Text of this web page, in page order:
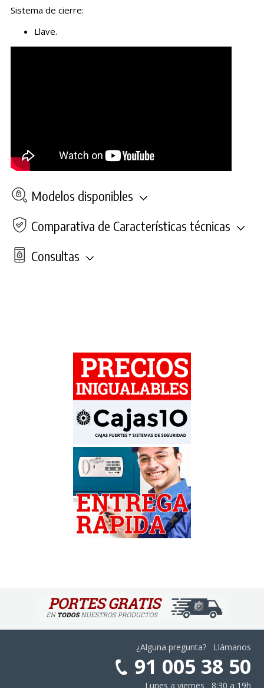
Sistema de cierre:
Llave.
Modelos disponibles
Comparativa de Características técnicas
Consultas
¿Alguna pregunta? Llámanos
91 005 38 50
Lunes a viernes 8:30 a 19h